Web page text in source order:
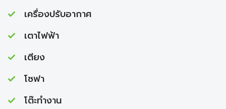
เครื่องปรับอากาศ
เตาไฟฟ้า
เตียง
โซฟา
โต๊ะทำงาน